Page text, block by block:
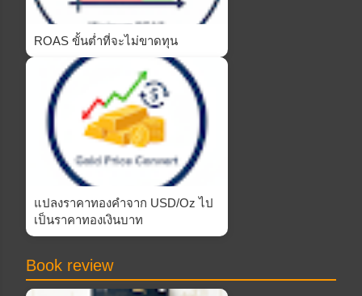
ROAS ขั้นต่ำที่จะไม่ขาดทุน
แปลงราคาทองคำจาก USD/Oz ไป
เป็นราคาทองเงินบาท
Book review